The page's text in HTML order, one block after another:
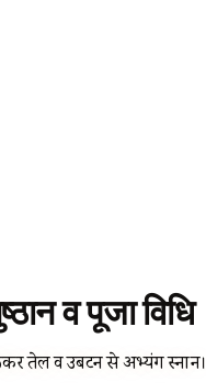
व पूजा विधि
तेल व उबटन से अभ्यंग स्नान।